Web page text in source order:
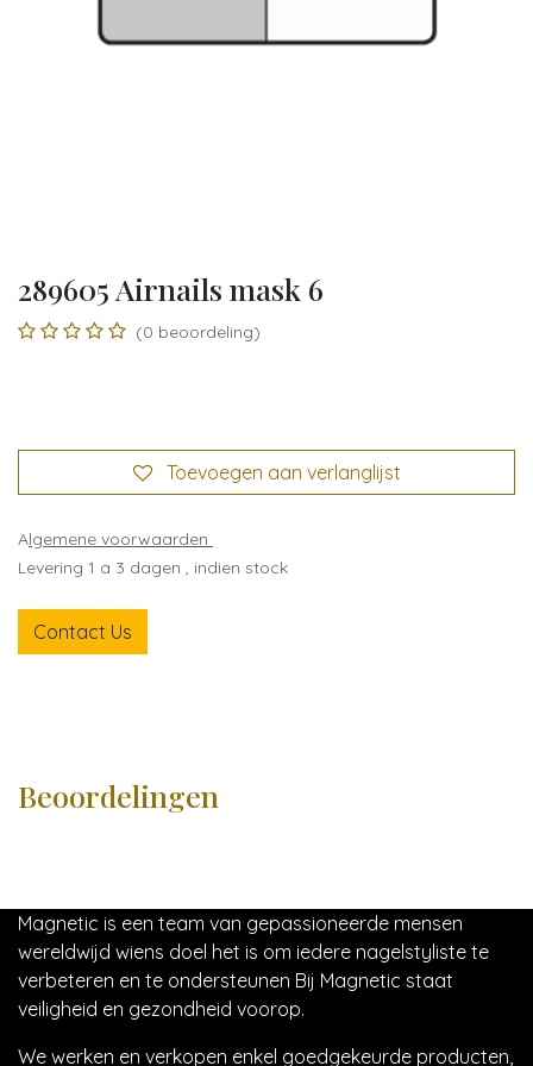
289605 Airnails mask 6
(0 beoordeling)
Toevoegen aan verlanglijst
Algemene voorwaarden
Levering 1 a 3 dagen , indien stock
Contact Us
Beoordelingen
Magnetic is een team van gepassioneerde mensen
wereldwijd wiens doel het is om iedere nagelstyliste te
verbeteren en te ondersteunen Bij Magnetic staat
veiligheid en gezondheid voorop.
We werken en verkopen enkel goedgekeurde producten,